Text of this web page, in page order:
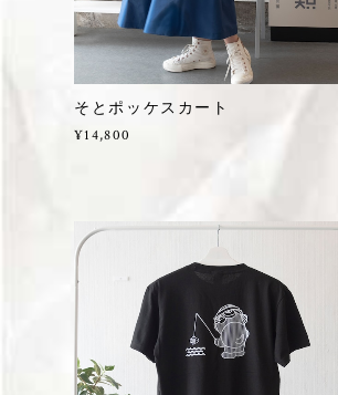
そとポッケスカート
¥14,800